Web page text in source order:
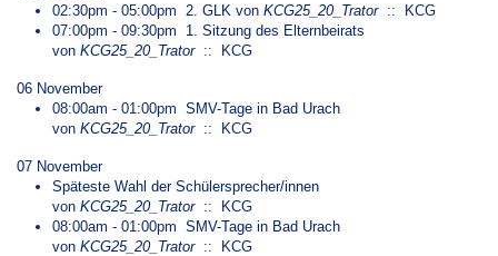
02:30pm - 05:00pm 2. GLK von KCG25_20_Trator:: KCG
07:00pm - 09:30pm 1. Sitzung des Elternbeirats
von KCG25_20_Trator:: KCG
06 November
08:00am - 01:00pm SMV-Tage in Bad Urach
von KCG25_20_Trator:: KCG
07 November
Späteste Wahl der Schülersprecher/innen
von KCG25_20_Trator:: KCG
08:00am - 01:00pm SMV-Tage in Bad Urach
von KCG25_20_Trator:: KCG